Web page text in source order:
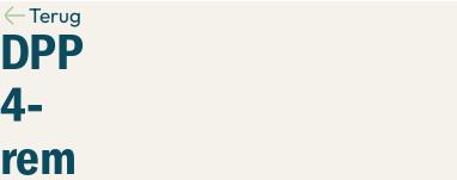
Terug
DPP
4-
rem